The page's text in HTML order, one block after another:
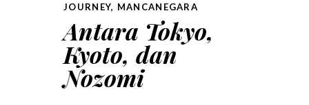
JOURNEY, MANCANEGARA
Antara Tokyo,
Kyoto, dan
Nozomi